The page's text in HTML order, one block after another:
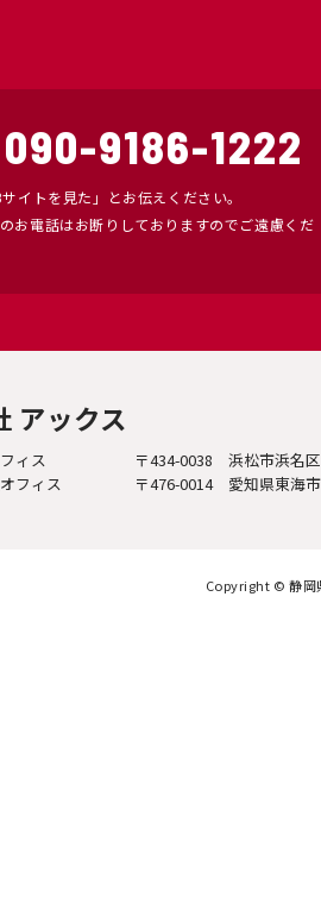
090-9186-1222
サイトを見た」とお伝えください。
お電話はお断りしておりますのでご遠慮くだ
アックス
ィス
〒434-0038 浜松市浜名
フィス
〒476-0014 愛知県東海
Copyright © 静岡